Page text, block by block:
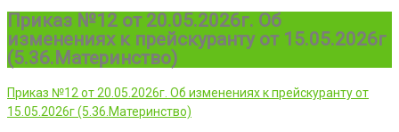
Приказ №12 от 20.05.2026г. Об
изменениях к прейскуранту от 15.05.2026г
(5.36.Материнство)
Приказ №12 от 20.05.2026г. Об изменениях к прейскуранту от
15.05.2026г (5.36.Материнство)